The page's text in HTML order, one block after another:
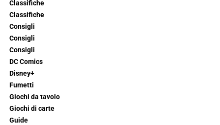
Classifiche
Classifiche
Consigli
Consigli
Consigli
DC Comics
Disney+
Fumetti
Giochi da tavolo
Giochi di carte
Guide